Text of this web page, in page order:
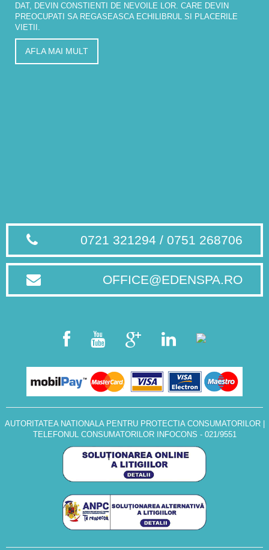
DAT, DEVIN CONSTIENTI DE NEVOILE LOR. CARE DEVIN
PREOCUPATI SA REGASEASCA ECHILIBRUL SI PLACERILE
VIETII.
AFLA MAI MULT
0721 321294 / 0751 268706
OFFICE@EDENSPA.RO
AUTORITATEA NATIONALA PENTRU PROTECTIA CONSUMATORILOR|
TELEFONUL CONSUMATORILOR INFOCONS - 021/9551